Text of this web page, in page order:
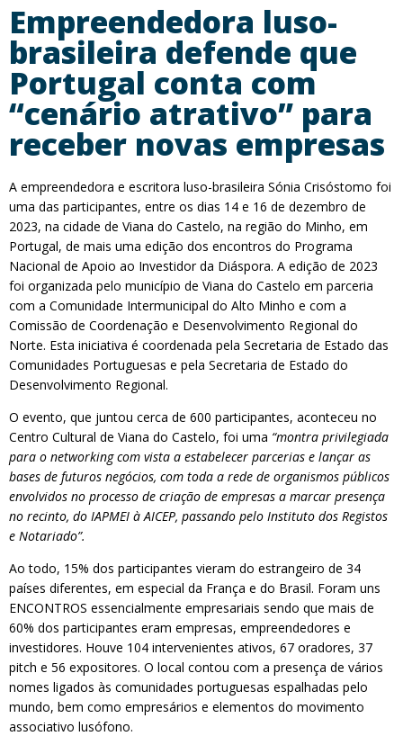
Empreendedora luso-
brasileira defende que
Portugal conta com
“cenário atrativo” para
receber novas empresas
A empreendedora e escritora luso-brasileira Sónia Crisóstomo foi
uma das participantes, entre os dias 14 e 16 de dezembro de
2023, na cidade de Viana do Castelo, na região do Minho, em
Portugal, de mais uma edição dos encontros do Programa
Nacional de Apoio ao Investidor da Diáspora. A edição de 2023
foi organizada pelo município de Viana do Castelo em parceria
com a Comunidade Intermunicipal do Alto Minho e com a
Comissão de Coordenação e Desenvolvimento Regional do
Norte. Esta iniciativa é coordenada pela Secretaria de Estado das
Comunidades Portuguesas e pela Secretaria de Estado do
Desenvolvimento Regional.
O evento, que juntou cerca de 600 participantes, aconteceu no
Centro Cultural de Viana do Castelo, foi uma “montra privilegiada
para o networking com vista a estabelecer parcerias e lançar as
bases de futuros negócios, com toda a rede de organismos públicos
envolvidos no processo de criação de empresas a marcar presença
no recinto, do IAPMEI à AICEP, passando pelo Instituto dos Registos
e Notariado”.
Ao todo, 15% dos participantes vieram do estrangeiro de 34
países diferentes, em especial da França e do Brasil. Foram uns
ENCONTROS essencialmente empresariais sendo que mais de
60% dos participantes eram empresas, empreendedores e
investidores. Houve 104 intervenientes ativos, 67 oradores, 37
pitch e 56 expositores. O local contou com a presença de vários
nomes ligados às comunidades portuguesas espalhadas pelo
mundo, bem como empresários e elementos do movimento
associativo lusófono.